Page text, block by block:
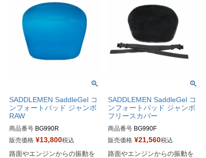
SADDLEMEN SaddleGel コ
ンフォートパッド ジャンボ
RAW
商品番号 BG990R
販売価格 ¥13,800税込
路面やエンジンからの振動を
SADDLEMEN SaddleGel コ
ンフォートパッド ジャンボ
フリースカバー
商品番号 BG990F
販売価格 ¥21,560税込
路面やエンジンからの振動を